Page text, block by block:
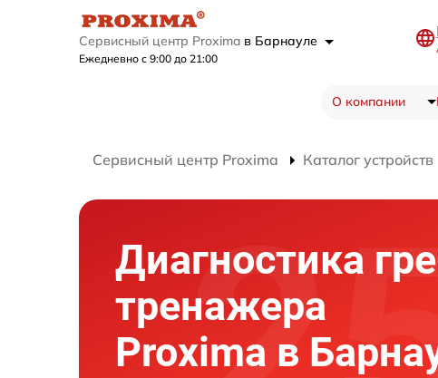
Сервисный центр Proxima в Барнауле
Ежедневно с 9:00 до 21:00
О компании
Сервисный центр Proxima Каталог устройств
Диагностика
тренажера
Proxima в